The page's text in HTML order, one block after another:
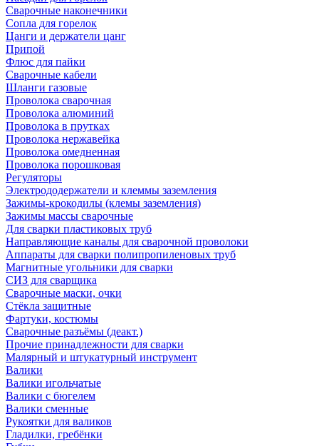
Сварочные наконечники
Сопла для горелок
Цанги и держатели цанг
Припой
Флюс для пайки
Сварочные кабели
Шланги газовые
Проволока сварочная
Проволока алюминий
Проволока в прутках
Проволока нержавейка
Проволока омедненная
Проволока порошковая
Регуляторы
Электрододержатели и клеммы заземления
Зажимы-крокодилы (клемы заземления)
Зажимы массы сварочные
Для сварки пластиковых труб
Направляющие каналы для сварочной проволоки
Аппараты для сварки полипропиленовых труб
Магнитные угольники для сварки
СИЗ для сварщика
Сварочные маски, очки
Стёкла защитные
Фартуки, костюмы
Сварочные разъёмы (деакт.)
Прочие принадлежности для сварки
Малярный и штукатурный инструмент
Валики
Валики игольчатые
Валики с бюгелем
Валики сменные
Рукоятки для валиков
Гладилки, гребёнки